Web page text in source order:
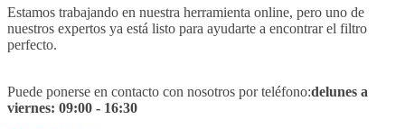
Estamos trabajando en nuestra herramienta online, pero uno de
nuestros expertos ya está listo para ayudarte a encontrar el filtro
perfecto.
Puede ponerse en contacto con nosotros por teléfono:delunes a
viernes: 09:00 - 16:30